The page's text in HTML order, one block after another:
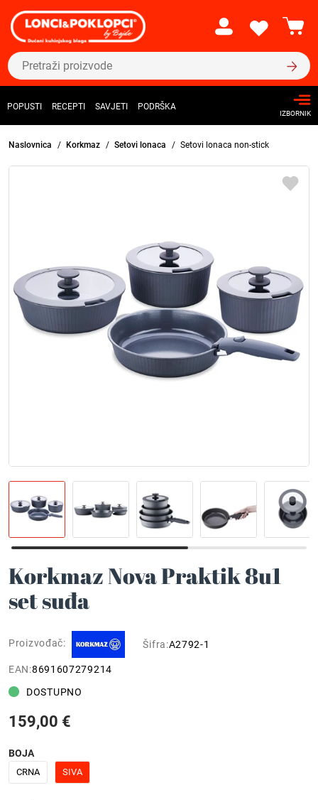
POPUSTI RECEPTI SAVJETI PODRŠKA
IZBORNIK
Naslovnica Korkmaz Setovi lonaca Setovi lonaca non-stick
Korkmaz Nova Praktik 8u1
set suđa
Proizvođač: Šifra:A2792-1
EAN:8691607279214
DOSTUPNO
159,00 €
BOJA
CRNA SIVA